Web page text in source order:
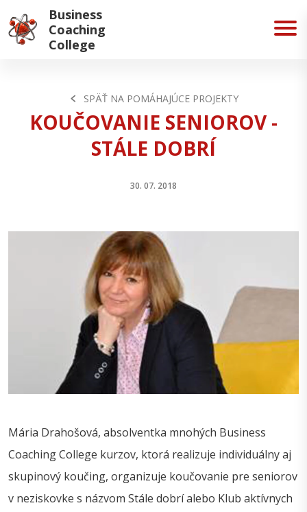
Business
Coaching
College
SPÄŤ NA POMÁHAJÚCE PROJEKTY
KOUČOVANIE SENIOROV -
STÁLE DOBRÍ
30. 07. 2018
Mária Drahošová, absolventka mnohých Business
Coaching College kurzov, ktorá realizuje individuálny aj
skupinový koučing, organizuje koučovanie pre seniorov
v neziskovke s názvom Stále dobrí alebo Klub aktívnych